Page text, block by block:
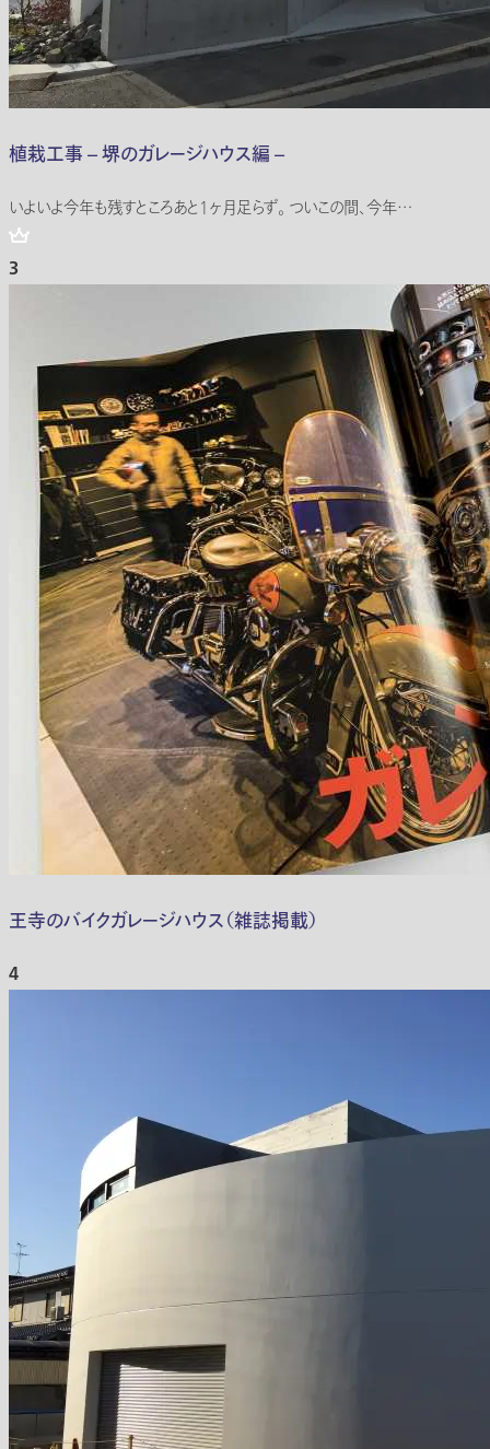
植栽工事 – 堺のガレージハウス編 –
いよいよ今年も残すところあと1ヶ月足らず。 ついこの間、今年…
3
王寺のバイクガレージハウス（雑誌掲載）
4